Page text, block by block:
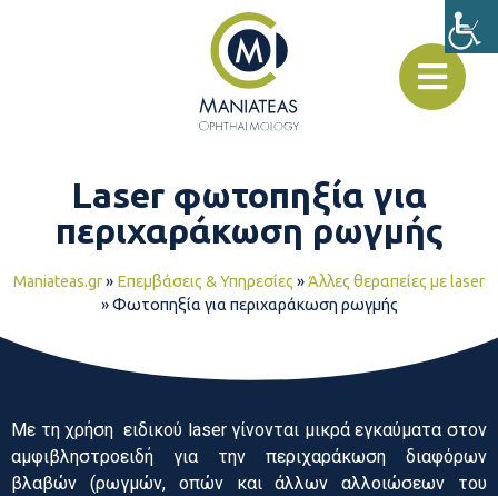
Laser φωτοπηξία για
περιχαράκωση ρωγμής
Maniateas.gr» Επεμβάσεις & Υπηρεσίες »Άλλες θεραπείες με laser
»Φωτοπηξία για περιχαράκωση ρωγμής
Με τη χρήση ειδικού laser γίνονται μικρά εγκαύματα στον
αμφιβληστροειδή για την περιχαράκωση διαφόρων
βλαβών (ρωγμών, οπών και άλλων αλλοιώσεων του